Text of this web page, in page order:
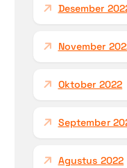
Desember
November
Oktober 2022
September
Agustus 2022